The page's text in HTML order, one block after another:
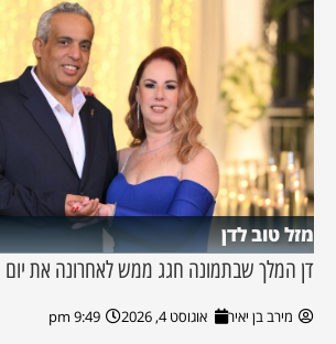
מזל טוב לדן
דן המלך שבתמונה חגג ממש לאחרונה את יום
מירב בן יאיר אוגוסט 4, 2026 9:49 pm